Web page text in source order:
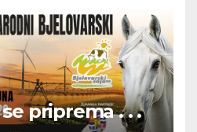
priprema . . .